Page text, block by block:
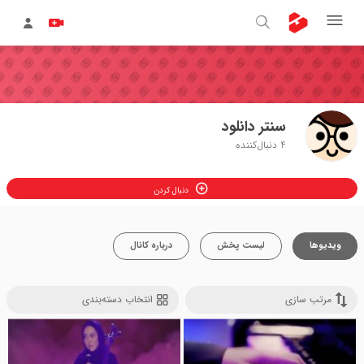
سنتر دانلود
4 دنبال‌کننده
دنبال کردن
ویدیوها لیست پخش درباره کانال
انتخاب دسته‌بندی مرتب سازی